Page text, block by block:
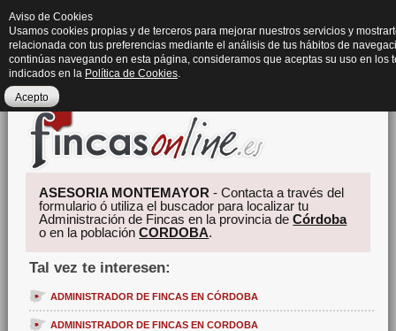
ASESORIA MONTEMAYOR - Contacta a través del
formulario ó utiliza el buscador para localizar tu
Administración de Fincas en la provincia deCórdoba
o en la poblaciónCORDOBA.
Tal vez te interesen:
ADMINISTRADOR DE FINCAS EN CÓRDOBA
ADMINISTRADOR DE FINCAS EN CORDOBA
Aviso de Cookies
Usamos cookies propias y de terceros para mejorar nuestros servicios y
relacionada con tus preferencias mediante el análisis de tus hábitos de
continúas navegando en esta página, consideramos que aceptas su uso en los
indicados en la Política de Cookies.
Acepto